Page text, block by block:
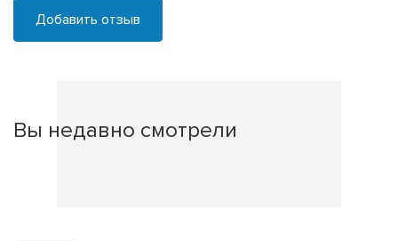
Добавить отзыв
Вы недавно смотрели